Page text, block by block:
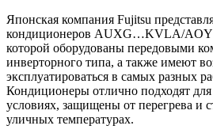
Японская компания Fujitsu
кондиционеров AUXG…KVLA/
которой оборудованы передовыми
инверторного типа, а также имеют
эксплуатироваться в самых разных
Кондиционеры отлично подходят
условиях, защищены от перегрева и
уличных температурах.